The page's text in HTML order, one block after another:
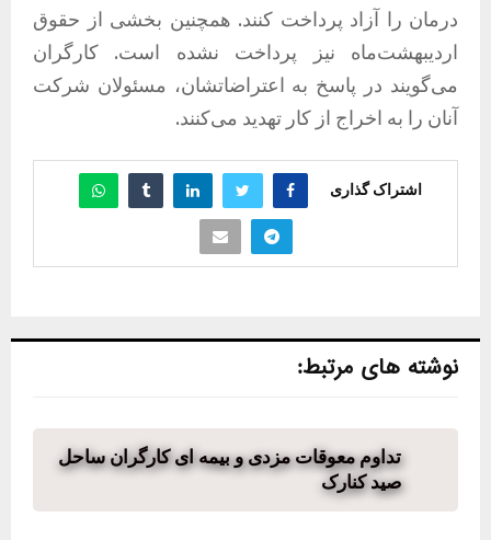
درمان را آزاد پرداخت کنند. همچنین بخشی از حقوق
اردیبهشت‌ماه نیز پرداخت نشده است. کارگران
می‌گویند در پاسخ به اعتراضاتشان، مسئولان شرکت
آنان را به اخراج از کار تهدید می‌کنند.
اشتراک گذاری
نوشته های مرتبط:
تداوم معوقات مزدی و بیمه ای کارگران ساحل
صید کنارک